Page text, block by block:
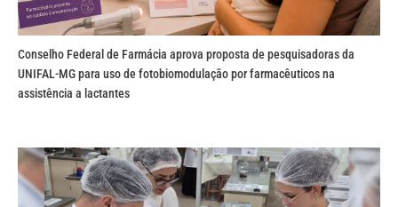
Conselho Federal de Farmácia aprova proposta de pesquisadoras da
UNIFAL-MG para uso de fotobiomodulação por farmacêuticos na
assistência a lactantes